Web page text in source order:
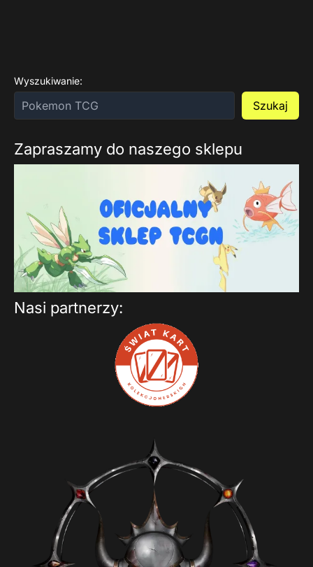
Wyszukiwanie:
Szukaj
Zapraszamy do naszego sklepu
Nasi partnerzy: